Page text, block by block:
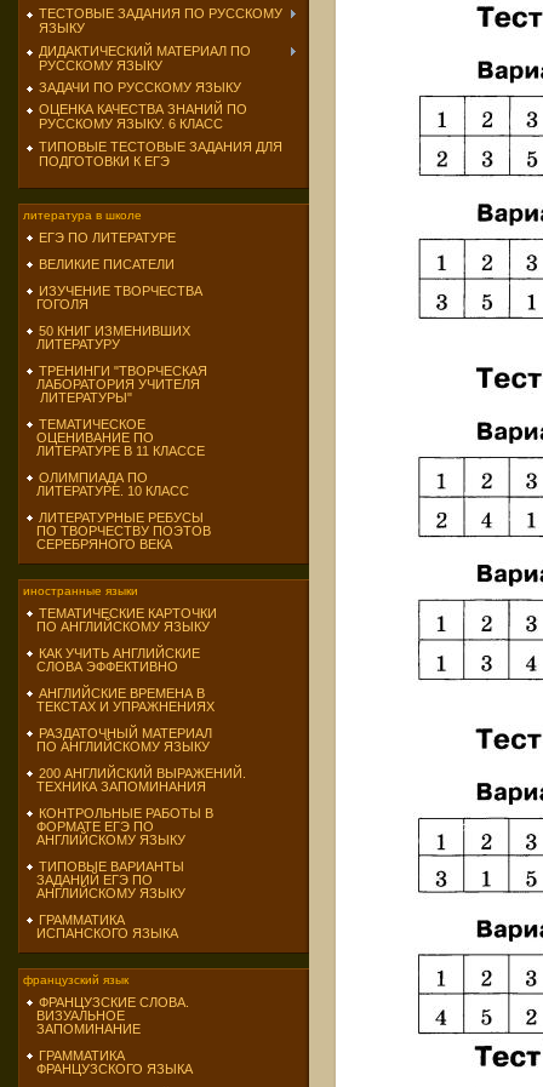
ТЕСТОВЫЕ ЗАДАНИЯ ПО РУССКОМУ
ЯЗЫКУ
ДИДАКТИЧЕСКИЙ МАТЕРИАЛ ПО
РУССКОМУ ЯЗЫКУ
ЗАДАЧИ ПО РУССКОМУ ЯЗЫКУ
ОЦЕНКА КАЧЕСТВА ЗНАНИЙ ПО
РУССКОМУ ЯЗЫКУ. 6 КЛАСС
ТИПОВЫЕ ТЕСТОВЫЕ ЗАДАНИЯ ДЛЯ
ПОДГОТОВКИ К ЕГЭ
литература в школе
ЕГЭ ПО ЛИТЕРАТУРЕ
ВЕЛИКИЕ ПИСАТЕЛИ
ИЗУЧЕНИЕ ТВОРЧЕСТВА
ГОГОЛЯ
50 КНИГ ИЗМЕНИВШИХ
ЛИТЕРАТУРУ
ТРЕНИНГИ "ТВОРЧЕСКАЯ
ЛАБОРАТОРИЯ УЧИТЕЛЯ
ЛИТЕРАТУРЫ"
ТЕМАТИЧЕСКОЕ
ОЦЕНИВАНИЕ ПО
ЛИТЕРАТУРЕ В 11 КЛАССЕ
ОЛИМПИАДА ПО
ЛИТЕРАТУРЕ. 10 КЛАСС
ЛИТЕРАТУРНЫЕ РЕБУСЫ
ПО ТВОРЧЕСТВУ ПОЭТОВ
СЕРЕБРЯНОГО ВЕКА
иностранные языки
ТЕМАТИЧЕСКИЕ КАРТОЧКИ
ПО АНГЛИЙСКОМУ ЯЗЫКУ
КАК УЧИТЬ АНГЛИЙСКИЕ
СЛОВА ЭФФЕКТИВНО
АНГЛИЙСКИЕ ВРЕМЕНА В
ТЕКСТАХ И УПРАЖНЕНИЯХ
РАЗДАТОЧНЫЙ МАТЕРИАЛ
ПО АНГЛИЙСКОМУ ЯЗЫКУ
200 АНГЛИЙСКИЙ ВЫРАЖЕНИЙ.
ТЕХНИКА ЗАПОМИНАНИЯ
КОНТРОЛЬНЫЕ РАБОТЫ В
ФОРМАТЕ ЕГЭ ПО
АНГЛИЙСКОМУ ЯЗЫКУ
ТИПОВЫЕ ВАРИАНТЫ
ЗАДАНИЙ ЕГЭ ПО
АНГЛИЙСКОМУ ЯЗЫКУ
ГРАММАТИКА
ИСПАНСКОГО ЯЗЫКА
французский язык
ФРАНЦУЗСКИЕ СЛОВА.
ВИЗУАЛЬНОЕ
ЗАПОМИНАНИЕ
ГРАММАТИКА
ФРАНЦУЗСКОГО ЯЗЫКА